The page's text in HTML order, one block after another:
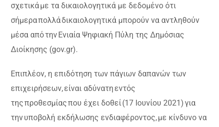
σχετικά με τα δικαιολογητικά με δεδομένο ότι
σήμερα πολλά δικαιολογητικά μπορούν να αντληθούν
μέσα από την Ενιαία Ψηφιακή Πύλη της Δημόσιας
Διοίκησης (gov.gr).
Επιπλέον, η επιδότηση των πάγιων δαπανών των
επιχειρήσεων, είναι αδύνατη εντός
της προθεσμίας που έχει δοθεί (17 Ιουνίου 2021) για
την υποβολή εκδήλωσης ενδιαφέροντος, με κίνδυνο να